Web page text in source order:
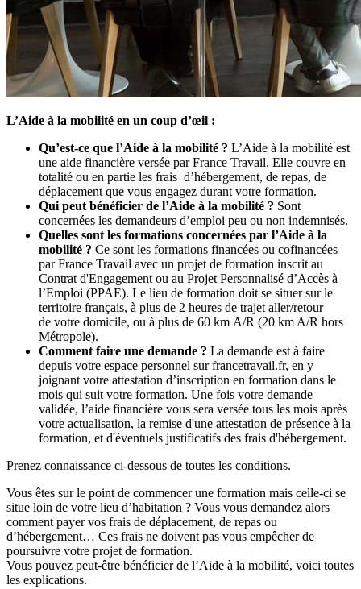
L’Aide à la mobilité en un coup d’œil :
Qu’est-ce que l’Aide à la mobilité ? L’Aide à la mobilité est
une aide financière versée par France Travail. Elle couvre en
totalité ou en partie les frais d’hébergement, de repas, de
déplacement que vous engagez durant votre formation.
Qui peut bénéficier de l’Aide à la mobilité ? Sont
concernées les demandeurs d’emploi peu ou non indemnisés.
Quelles sont les formations concernées par l’Aide à la
mobilité ? Ce sont les formations financées ou cofinancées
par France Travail avec un projet de formation inscrit au
Contrat d'Engagement ou au Projet Personnalisé d’Accès à
l’Emploi (PPAE). Le lieu de formation doit se situer sur le
territoire français, à plus de 2 heures de trajet aller/retour
de votre domicile, ou à plus de 60 km A/R (20 km A/R hors
Métropole).
Comment faire une demande ? La demande est à faire
depuis votre espace personnel sur francetravail.fr, en y
joignant votre attestation d’inscription en formation dans le
mois qui suit votre formation. Une fois votre demande
validée, l’aide financière vous sera versée tous les mois après
votre actualisation, la remise d'une attestation de présence à la
formation, et d'éventuels justificatifs des frais d'hébergement.
Prenez connaissance ci-dessous de toutes les conditions.
Vous êtes sur le point de commencer une formation mais celle-ci se
situe loin de votre lieu d’habitation ? Vous vous demandez alors
comment payer vos frais de déplacement, de repas ou
d’hébergement… Ces frais ne doivent pas vous empêcher de
poursuivre votre projet de formation.
Vous pouvez peut-être bénéficier de l’Aide à la mobilité, voici toutes
les explications.